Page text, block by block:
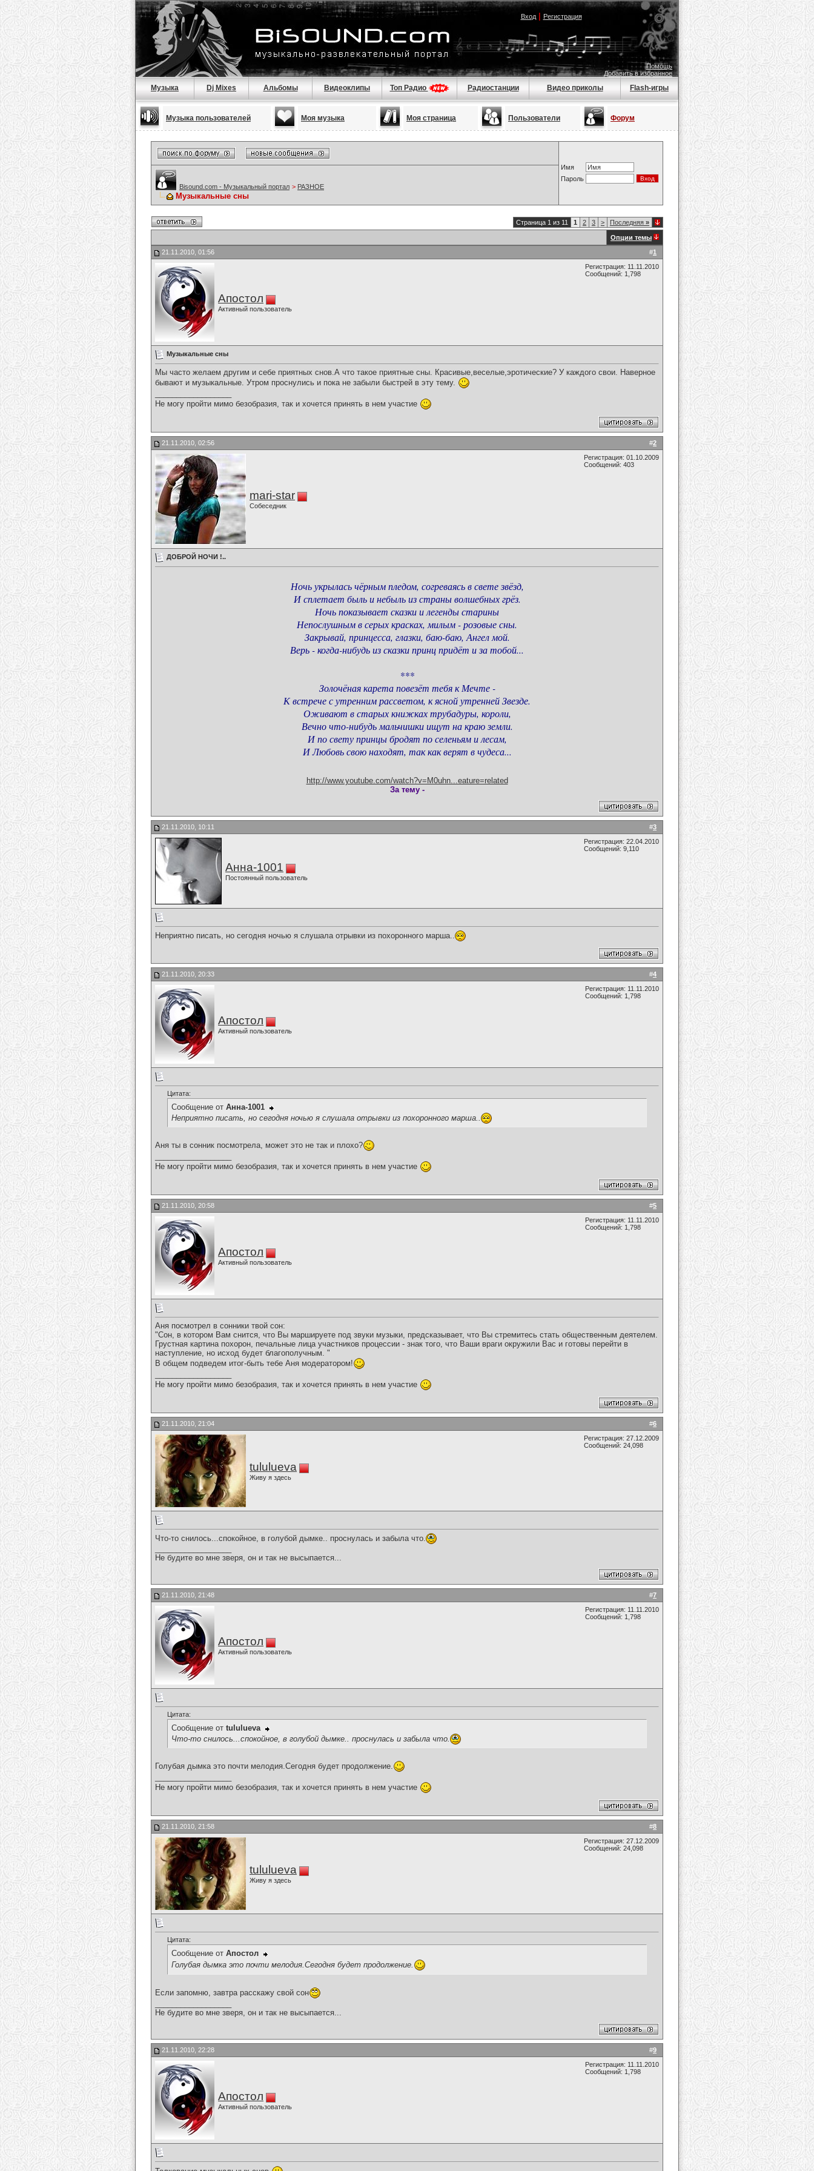
Вход| Регистрация
Помощь
Добавить в избранное
Музыка Dj Mixes Альбомы Видеоклипы Топ Радио Радиостанции Видео приколы Flash-игры
Музыка пользователей Моя музыка Моя страница Пользователи Форум
Имя
Пароль
Bisound.com - Музыкальный портал > РАЗНОЕ
Музыкальные сны
Страница 1 из 11 1 2 3 > Последняя »
Опции темы
#1
21.11.2010, 01:56
Апостол
Активный пользователь
Регистрация: 11.11.2010
Сообщений: 1,798
Музыкальные сны
Мы часто желаем другим и себе приятных снов.А что такое приятные сны. Красивые,веселые,эротические? У каждого свои. Наверное
бывают и музыкальные. Утром проснулись и пока не забыли быстрей в эту тему.
Не могу пройти мимо безобразия, так и хочется принять в нем участие
#2
21.11.2010, 02:56
mari-star
Собеседник
Регистрация: 01.10.2009
Сообщений: 403
ДОБРОЙ НОЧИ !..
Ночь укрылась чёрным пледом, согреваясь в свете звёзд,
И сплетает быль и небыль из страны волшебных грёз.
Ночь показывает сказки и легенды старины
Непослушным в серых красках, милым - розовые сны.
Закрывай, принцесса, глазки, баю-баю, Ангел мой.
Верь - когда-нибудь из сказки принц придёт и за тобой...
***
Золочёная карета повезёт тебя к Мечте -
К встрече с утренним рассветом, к ясной утренней Звезде.
Оживают в старых книжках трубадуры, короли,
Вечно что-нибудь мальчишки ищут на краю земли.
И по свету принцы бродят по селеньям и лесам,
И Любовь свою находят, так как верят в чудеса...
http://www.youtube.com/watch?v=M0uhn...eature=related
За тему -
#3
21.11.2010, 10:11
Анна-1001
Постоянный пользователь
Регистрация: 22.04.2010
Сообщений: 9,110
Неприятно писать, но сегодня ночью я слушала отрывки из похоронного марша..
#4
21.11.2010, 20:33
Апостол
Активный пользователь
Регистрация: 11.11.2010
Сообщений: 1,798
Цитата:
Сообщение от Анна-1001
Неприятно писать, но сегодня ночью я слушала отрывки из похоронного марша..
Аня ты в сонник посмотрела, может это не так и плохо?
Не могу пройти мимо безобразия, так и хочется принять в нем участие
#5
21.11.2010, 20:58
Апостол
Активный пользователь
Регистрация: 11.11.2010
Сообщений: 1,798
Аня посмотрел в сонники твой сон:
"Сон, в котором Вам снится, что Вы маршируете под звуки музыки, предсказывает, что Вы стремитесь стать общественным деятелем.
Грустная картина похорон, печальные лица участников процессии - знак того, что Ваши враги окружили Вас и готовы перейти в
наступление, но исход будет благополучным. "
В общем подведем итог-быть тебе Аня модератором!
Не могу пройти мимо безобразия, так и хочется принять в нем участие
#6
21.11.2010, 21:04
tululueva
Живу я здесь
Регистрация: 27.12.2009
Сообщений: 24,098
Что-то снилось...спокойное, в голубой дымке.. проснулась и забыла что.
Не будите во мне зверя, он и так не высыпается...
#7
21.11.2010, 21:48
Апостол
Активный пользователь
Регистрация: 11.11.2010
Сообщений: 1,798
Цитата:
Сообщение от tululueva
Что-то снилось...спокойное, в голубой дымке.. проснулась и забыла что.
Голубая дымка это почти мелодия.Сегодня будет продолжение.
Не могу пройти мимо безобразия, так и хочется принять в нем участие
#8
21.11.2010, 21:58
tululueva
Живу я здесь
Регистрация: 27.12.2009
Сообщений: 24,098
Цитата:
Сообщение от Апостол
Голубая дымка это почти мелодия.Сегодня будет продолжение.
Если запомню, завтра расскажу свой сон
Не будите во мне зверя, он и так не высыпается...
#9
21.11.2010, 22:28
Апостол
Активный пользователь
Регистрация: 11.11.2010
Сообщений: 1,798